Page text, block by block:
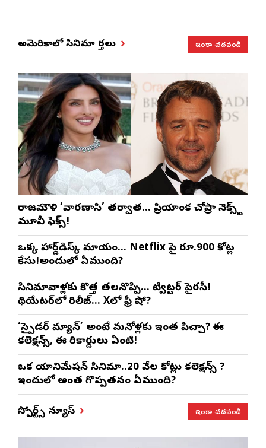
అమెరికాలో సినిమా వార్తలు ఇంకా చదవండి
రాజమౌళి ‘వారణాసి’ తర్వాత… ప్రియాంక చోప్రా నెక్స్ట్
మూవీ ఫిక్స్!
ఒక్క హార్డ్‌డిస్క్ మాయం… Netflix పై రూ.900 కోట్ల
కేసు!అందులో ఏముంది?
సినిమావాళ్లకు కొత్త తలనొప్పి… ట్విట్టర్ పైరసీ!
థియేటర్‌లో రిలీజ్… Xలో ఫ్రీ షో?
‘స్పైడర్ మ్యాన్’ అంటే మనోళ్లకు ఇంత పిచ్చా? ఈ
కలెక్షన్స్, ఈ రికార్డులు ఏంటి!
ఒక యానిమేషన్ సినిమా..20 వేల కోట్లు కలెక్షన్స్ ?
ఇందులో అంత గొప్పతనం ఏముంది?
స్పోర్ట్స్ న్యూస్ ఇంకా చదవండి